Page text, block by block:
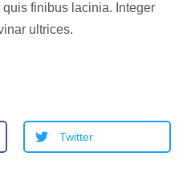
finibus lacinia. Integer
ultrices.
Twitter